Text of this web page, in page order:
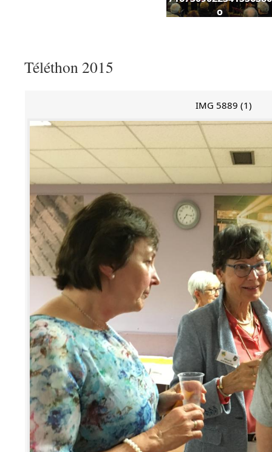
o
Téléthon 2015
IMG 5889 (1)